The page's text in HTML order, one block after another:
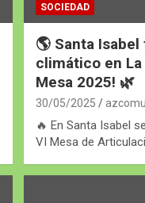
SOCIEDAD
🌎 Santa
climático en La
Mesa 2025! 🌿
30/05/2025
🔥 En Santa Isabel
VI Mesa de